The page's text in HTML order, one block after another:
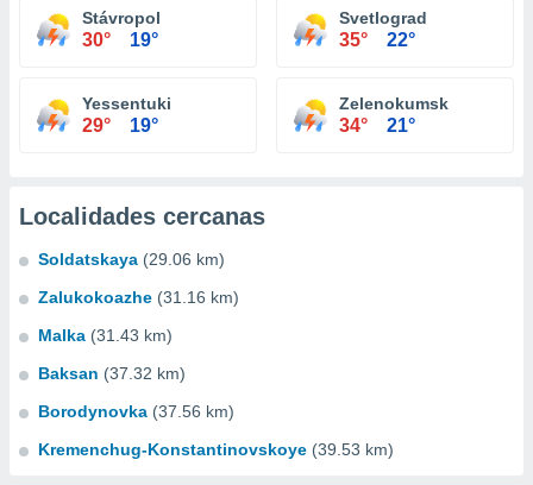
Stávropol
30° 19°
Svetlograd
35° 22°
Yessentuki
29° 19°
Zelenokumsk
34° 21°
Localidades cercanas
Soldatskaya (29.06 km)
Zalukokoazhe (31.16 km)
Malka (31.43 km)
Baksan (37.32 km)
Borodynovka (37.56 km)
Kremenchug-Konstantinovskoye (39.53 km)